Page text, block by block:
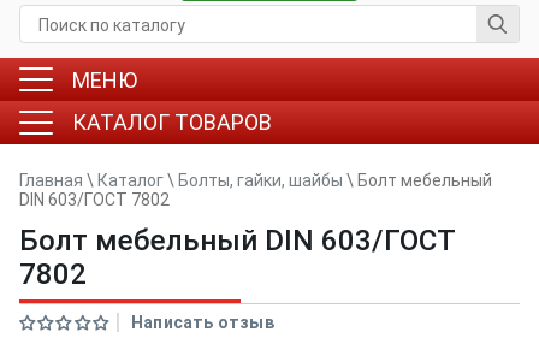
МЕНЮ
КАТАЛОГ ТОВАРОВ
Главная \ Каталог\ Болты, гайки, шайбы \ Болт мебельный
DIN 603/ГОСТ 7802
Болт мебельный DIN 603/ГОСТ
7802
Написать отзыв